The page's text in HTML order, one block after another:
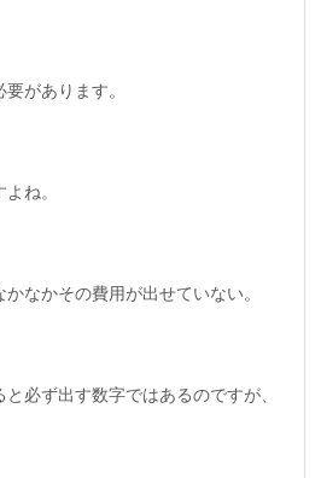
があります。
ね。
なかその費用が出せていない。
必ず出す数字ではあるのですが、